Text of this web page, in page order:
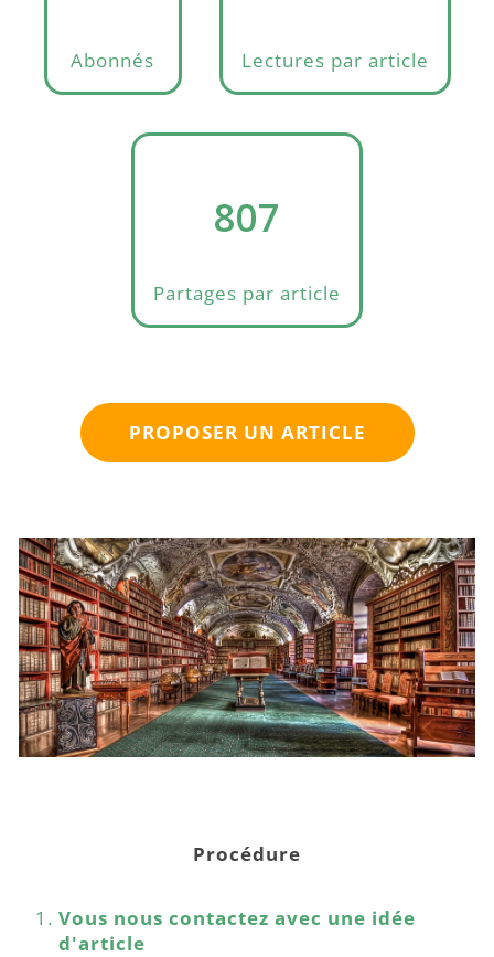
Abonnés Lectures par article
807
Partages par article
PROPOSER UN ARTICLE
Procédure
Vous nous contactez avec une idée
d'article